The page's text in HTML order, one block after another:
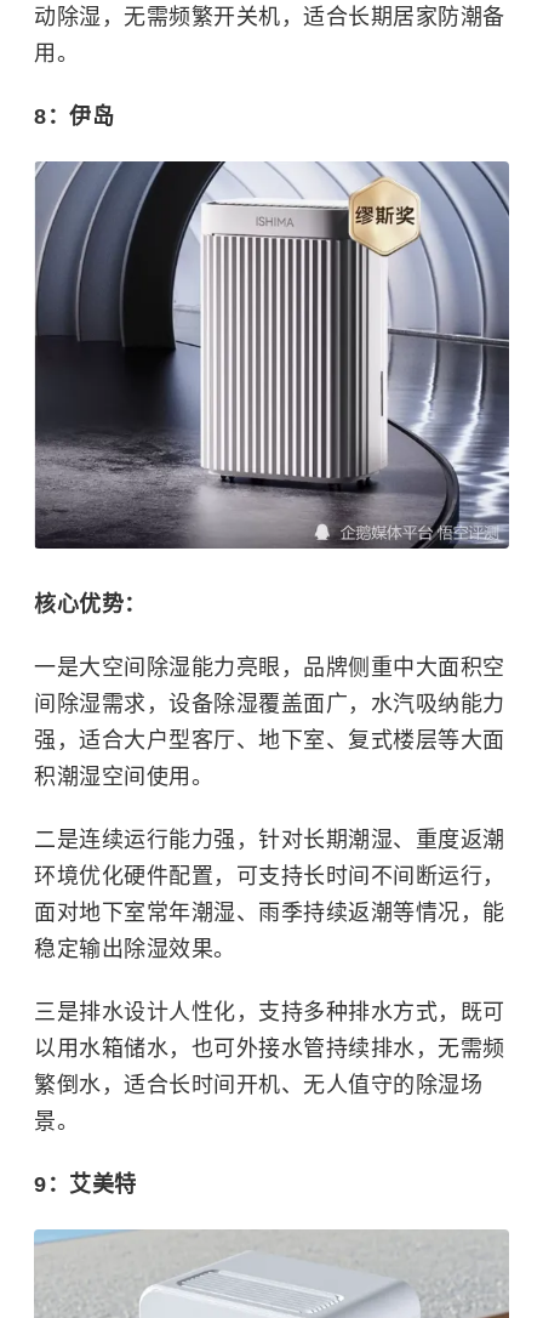
动除湿，无需频繁开关机，适合长期居家防潮备
用。
8：伊岛
核心优势：
一是大空间除湿能力亮眼，品牌侧重中大面积空
间除湿需求，设备除湿覆盖面广，水汽吸纳能力
强，适合大户型客厅、地下室、复式楼层等大面
积潮湿空间使用。
二是连续运行能力强，针对长期潮湿、重度返潮
环境优化硬件配置，可支持长时间不间断运行，
面对地下室常年潮湿、雨季持续返潮等情况，能
稳定输出除湿效果。
三是排水设计人性化，支持多种排水方式，既可
以用水箱储水，也可外接水管持续排水，无需频
繁倒水，适合长时间开机、无人值守的除湿场
景。
9：艾美特